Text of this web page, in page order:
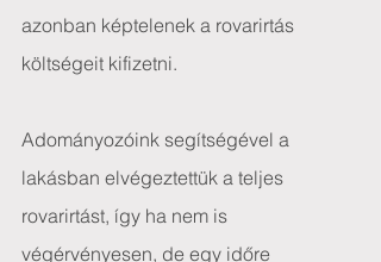
azonban képtelenek a rovarirtás
költségeit kifizetni.
Adományozóink segítségével a
lakásban elvégeztettük a teljes
rovarirtást, így ha nem is
végérvényesen, de egy időre